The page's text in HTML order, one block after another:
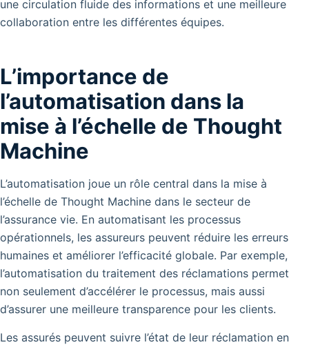
une circulation fluide des informations et une meilleure
collaboration entre les différentes équipes.
L’importance de
l’automatisation dans la
mise à l’échelle de Thought
Machine
L’automatisation joue un rôle central dans la mise à
l’échelle de Thought Machine dans le secteur de
l’assurance vie. En automatisant les processus
opérationnels, les assureurs peuvent réduire les erreurs
humaines et améliorer l’efficacité globale. Par exemple,
l’automatisation du traitement des réclamations permet
non seulement d’accélérer le processus, mais aussi
d’assurer une meilleure transparence pour les clients.
Les assurés peuvent suivre l’état de leur réclamation en